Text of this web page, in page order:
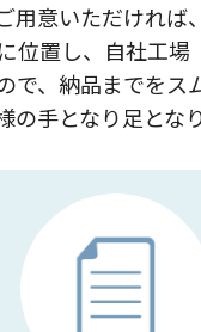
用意いただければ
位置し、自社工
で、納品までをス
手となり足とな